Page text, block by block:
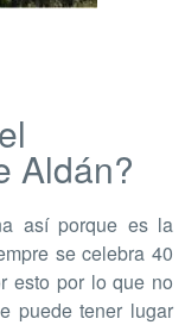
Aldán?
así porque es la
se celebra 40
esto por lo que no
puede tener lugar